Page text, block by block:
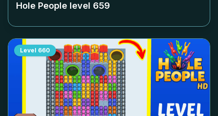
Hole People level 659
Level 660